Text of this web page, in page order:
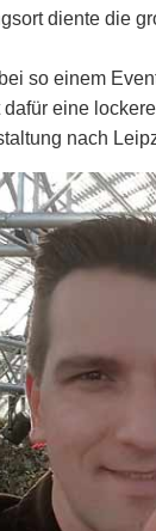
diente die
so einem
eine
nach